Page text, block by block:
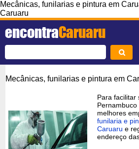
Mecânicas, funilarias e pintura em
Caruaru
encontraCaruaru
Mecânicas, funilarias e pintura em
Para facilitar
melhores
funilaria e
Caruaru e
endereço